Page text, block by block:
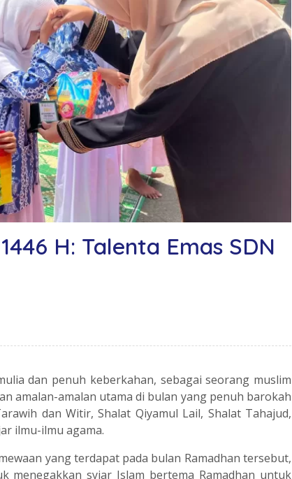
H: Talenta Emas SDN
dan penuh keberkahan, sebagai seorang muslim
amalan-amalan utama di bulan yang penuh barokah
dan Witir, Shalat Qiyamul Lail, Shalat Tahajud,
ilmu-ilmu agama.
yang terdapat pada bulan Ramadhan tersebut,
menegakkan syiar Islam bertema Ramadhan untuk